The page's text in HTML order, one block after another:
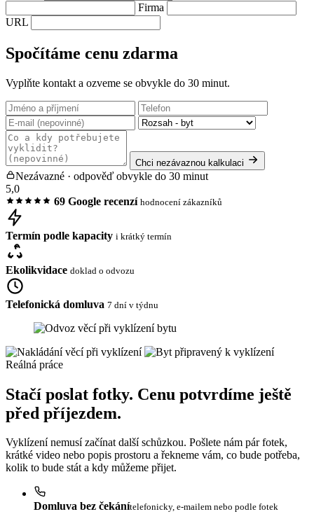
Firma
URL
Spočítáme cenu zdarma
Vyplňte kontakt a ozveme se obvykle do 30 minut.
Chci nezávaznou kalkulaci
Nezávazné · odpověď obvykle do 30 minut
5,0
69 Google recenzí hodnocení zákazníků
Termín podle kapacity i krátký termín
Ekolikvidace doklad o odvozu
Telefonická domluva 7 dní v týdnu
Reálná práce
Stačí poslat fotky. Cenu potvrdíme ještě
před příjezdem.
Vyklízení nemusí začínat další schůzkou. Pošlete nám pár fotek,
krátké video nebo popis prostoru a řekneme vám, co bude potřeba,
kolik to bude stát a kdy můžeme přijet.
Domluva bez čekánítelefonicky, e-mailem nebo podle fotek